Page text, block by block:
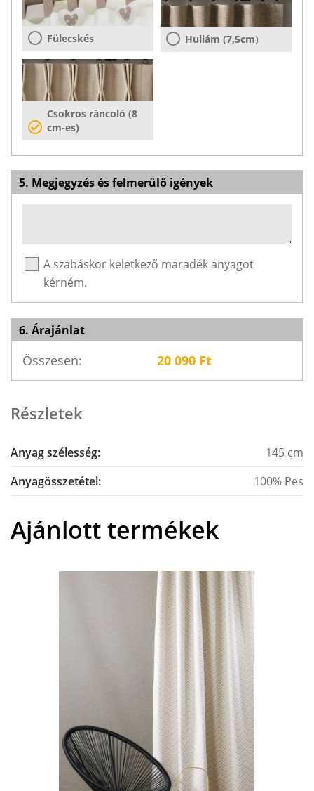
Fülecskés Hullám (7,5cm)
Csokros ráncoló (8
cm-es)
5. Megjegyzés és felmerülő igények
A szabáskor keletkező maradék anyagot
kérném.
6. Árajánlat
Összesen: 20 090 Ft
Részletek
Anyag szélesség:
145 cm
Anyagösszetétel:
100% Pes
Ajánlott termékek